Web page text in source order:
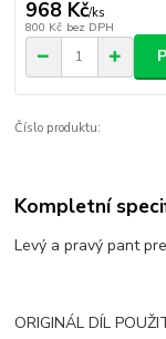
968 Kč/ks
800 Kč bez DPH
Číslo produktu:
Kompletní
Levý a pravý pant
ORIGINÁL DÍL